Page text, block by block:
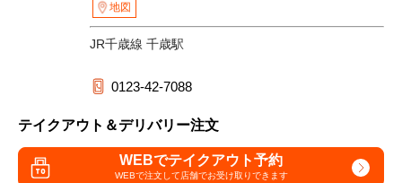
地図
JR千歳線 千歳駅
0123-42-7088
テイクアウト＆デリバリー注文
WEBでテイクアウト予約
WEBで注文して店舗でお受け取りできます